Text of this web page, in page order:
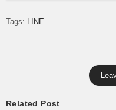
Tags: LINE
Related Post